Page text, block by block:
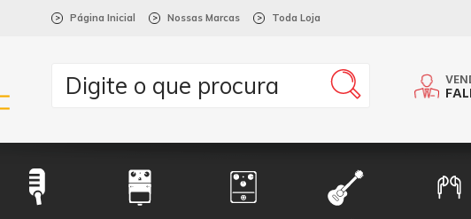
> Página Inicial > Nossas Marcas > Toda Loja